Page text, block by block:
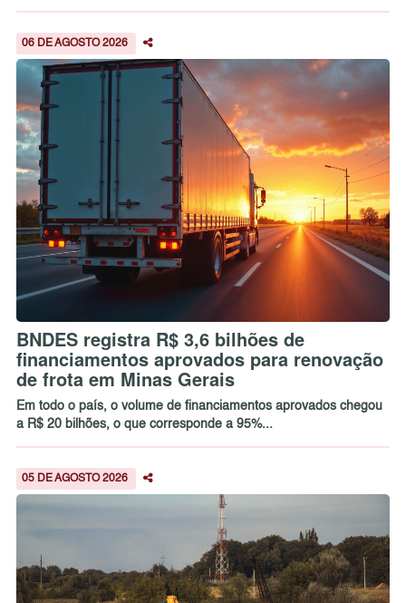
06 DE AGOSTO 2026
BNDES registra R$ 3,6 bilhões de
financiamentos aprovados para renovação
de frota em Minas Gerais
Em todo o país, o volume de financiamentos aprovados chegou
a R$ 20 bilhões, o que corresponde a 95%...
05 DE AGOSTO 2026